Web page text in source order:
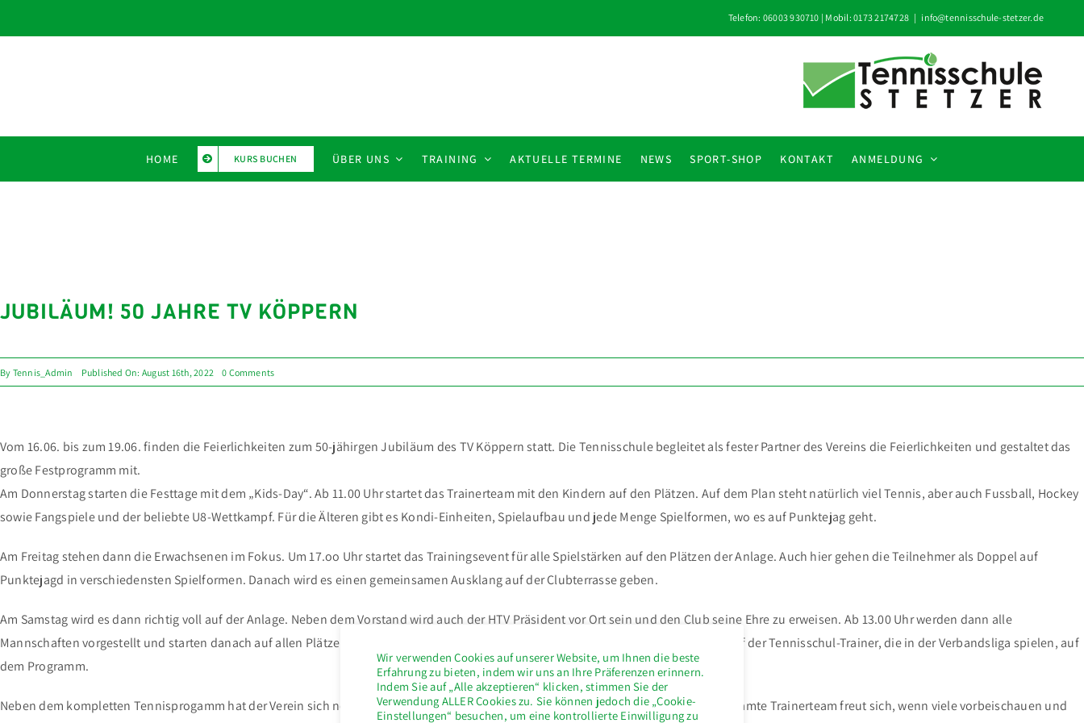
Inhalt
Telefon: 06003 930710 | Mobil: 0173 2174728 | info@tennisschule-stetzer.de
HOME KURS BUCHEN ÜBER UNS TRAINING AKTUELLE TERMINE NEWS SPORT-SHOP KONTAKT ANMELDUNG
JUBILÄUM! 50 JAHRE TV KÖPPERN
By Tennis_Admin Published On: August 16th, 2022 0 Commentson
JUBILÄUM!
Vom 16.06. bis zum 19.06. finden die Feierlichkeiten zum 50-jähirgen Jubiläum des TV Köppern statt. Die Tennisschule begleitet als fester Partner des Vereins die Feierlichkeiten und gestaltet das
große Festprogramm mit.
Am Donnerstag starten die Festtage mit dem „Kids-Day“. Ab 11.00 Uhr startet das Trainerteam mit den Kindern auf den Plätzen. Auf dem Plan steht natürlich viel Tennis, aber auch Fussball, Hockey
sowie Fangspiele und der beliebte U8-Wettkampf. Für die Älteren gibt es Kondi-Einheiten, Spielaufbau und jede Menge Spielformen, wo es auf Punktejag geht.
Am Freitag stehen dann die Erwachsenen im Fokus. Um 17.oo Uhr startet das Trainingsevent für alle Spielstärken auf den Plätzen der Anlage. Auch hier gehen die Teilnehmer als Doppel auf
Punktejagd in verschiedensten Spielformen. Danach wird es einen gemeinsamen Ausklang auf der Clubterrasse geben.
Am Samstag wird es dann richtig voll auf der Anlage. Neben dem Vorstand wird auch der HTV Präsident vor Ort sein und den Club seine Ehre zu erweisen. Ab 13.00 Uhr werden dann alle
Mannschaften vorgestellt und starten danach auf allen Plätzen, um zu zeigen was sie können. Des Weiteren steht noch ein Showkampf der Tennisschul-Trainer, die in der Verbandsliga spielen, auf
dem Programm.
Neben dem kompletten Tennisprogamm hat der Verein sich noch viele andere Dinge ausgedacht, um die den Verein zu feiern. Das gesamte Trainerteam freut sich, wenn viele vorbeischauen und
Wir verwenden Cookies auf unserer Website, um Ihnen die beste
Erfahrung zu bieten, indem wir uns an Ihre Präferenzen erinnern.
Indem Sie auf „Alle akzeptieren“ klicken, stimmen Sie der
Verwendung ALLER Cookies zu. Sie können jedoch die „Cookie-
Einstellungen“ besuchen, um eine kontrollierte Einwilligung zu